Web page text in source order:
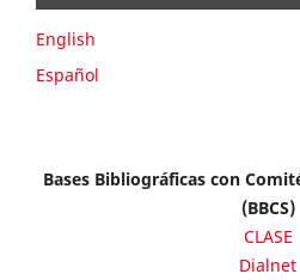
English
Español
Bases Bibliográficas con
(BBCS)
CLASE
Dialnet